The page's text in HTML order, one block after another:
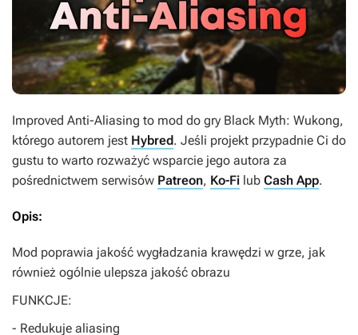
Improved Anti-Aliasing to mod do gry Black Myth: Wukong,
którego autorem jest Hybred. Jeśli projekt przypadnie Ci do
gustu to warto rozważyć wsparcie jego autora za
pośrednictwem serwisów Patreon, Ko-Fi lub Cash App.
Opis:
Mod poprawia jakość wygładzania krawędzi w grze, jak
również ogólnie ulepsza jakość obrazu
FUNKCJE:
- Redukuje aliasing